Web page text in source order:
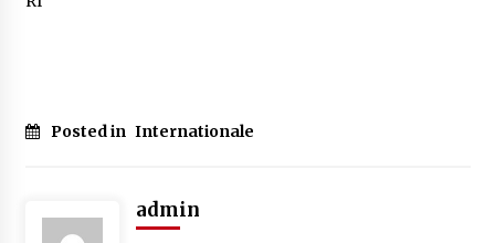
Posted in Internationale
admin